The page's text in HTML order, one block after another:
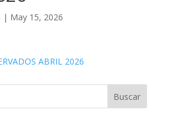
| May 15, 2026
ABRIL 2026
Buscar